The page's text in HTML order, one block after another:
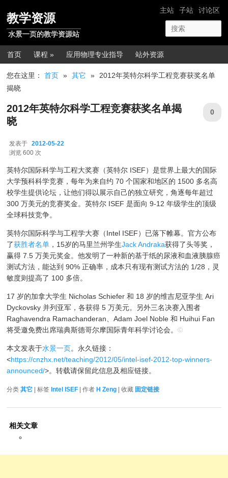
网站导航
主站 子站 讨论区
教学资源
水景一页的教学资源站
主菜单
首页 课程 » 应用物理专业指导 站外资源
您在这里：首页 » 其它 » 2012年英特尔科学工程竞赛获奖名单
揭晓
2012年英特尔科学工程竞赛获奖名单揭
晓
发表于 2012-05-22
浏览 600 次
0
英特尔国际科学与工程大奖赛（英特尔 ISEF）是世界上最大的国际
大学预科科学竞赛，每年为来自约 70 个国家和地区的 1500 多名高
校学生提供论坛，让他们得以展示自己的独立研究，角逐每年超过
300 万美元的竞赛奖金。英特尔 ISEF 是面向 9-12 年级学生的顶级
全球科技竞争。
英特尔国际科学与工程学大赛（Intel ISEF）已落下帷幕。官方公布
了获胜者名单 ，15岁的马里兰州学生Jack Andraka获得了头等奖，
赢得 7.5 万美元奖金。他发明了一种新的基于纸的尿液和血液胰腺癌
测试方法，能达到 90% 正确率，成本只有现有测试方法的 1/28，灵
敏度则提高了 100 多倍。
17 岁的加拿大学生 Nicholas Schiefer 和 18 岁的维吉尼亚学生 Ari
Dyckovsky 并列亚军，各获得 5 万美元。另外三名决赛入围者
Raghavendra Ramachanderan、Adam Joel Noble 和 Huihui Fan
将受邀免费出席瑞典斯德哥尔摩国际青年科学讨论会。©
本文发表于水景一页。永久链接：
<https://cnzhx.net/teaching/2012/05/intel-isef-2012-top-winners-
announced/>。转载请保留此信息及相应链接。
分类其它 | 标签 Intel ISEF | 作者 H Zeng | 收藏 固定链接
相关文章